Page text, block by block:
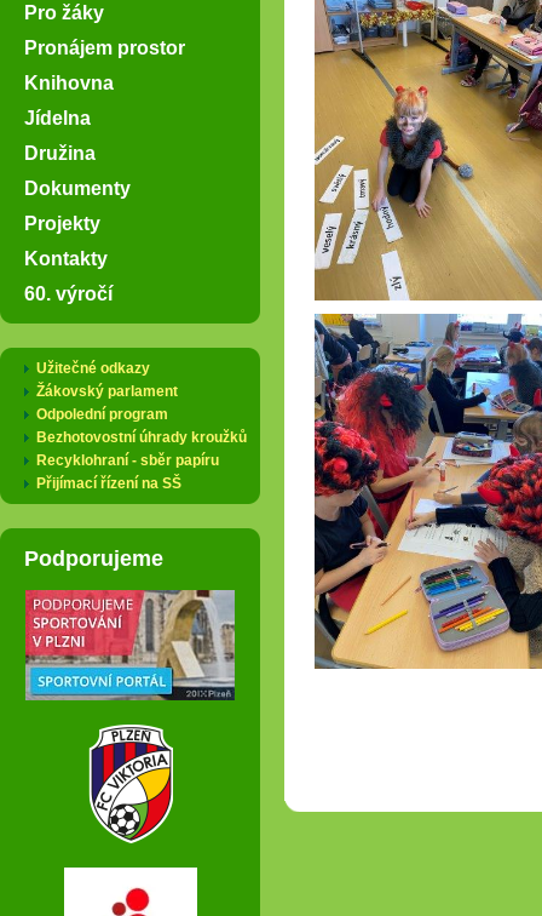
Pro žáky
Pronájem prostor
Knihovna
Jídelna
Družina
Dokumenty
Projekty
Kontakty
60. výročí
Užitečné odkazy
Žákovský parlament
Odpolední program
Bezhotovostní úhrady kroužků
Recyklohraní - sběr papíru
Přijímací řízení na SŠ
Podporujeme